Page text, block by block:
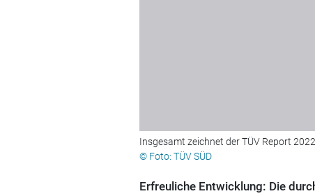
Insgesamt zeichnet der TÜV Report
© Foto: TÜV SÜD
Erfreuliche Entwicklung: Die